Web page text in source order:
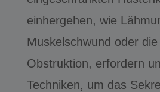
einhergehen, wie
Muskelschwund oder
Obstruktion, erfordern
Techniken, um das